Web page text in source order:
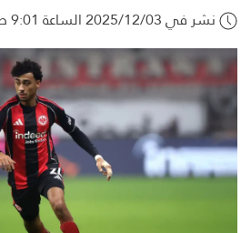
نشر في 2025/12/03 الساعة 9:01 ص